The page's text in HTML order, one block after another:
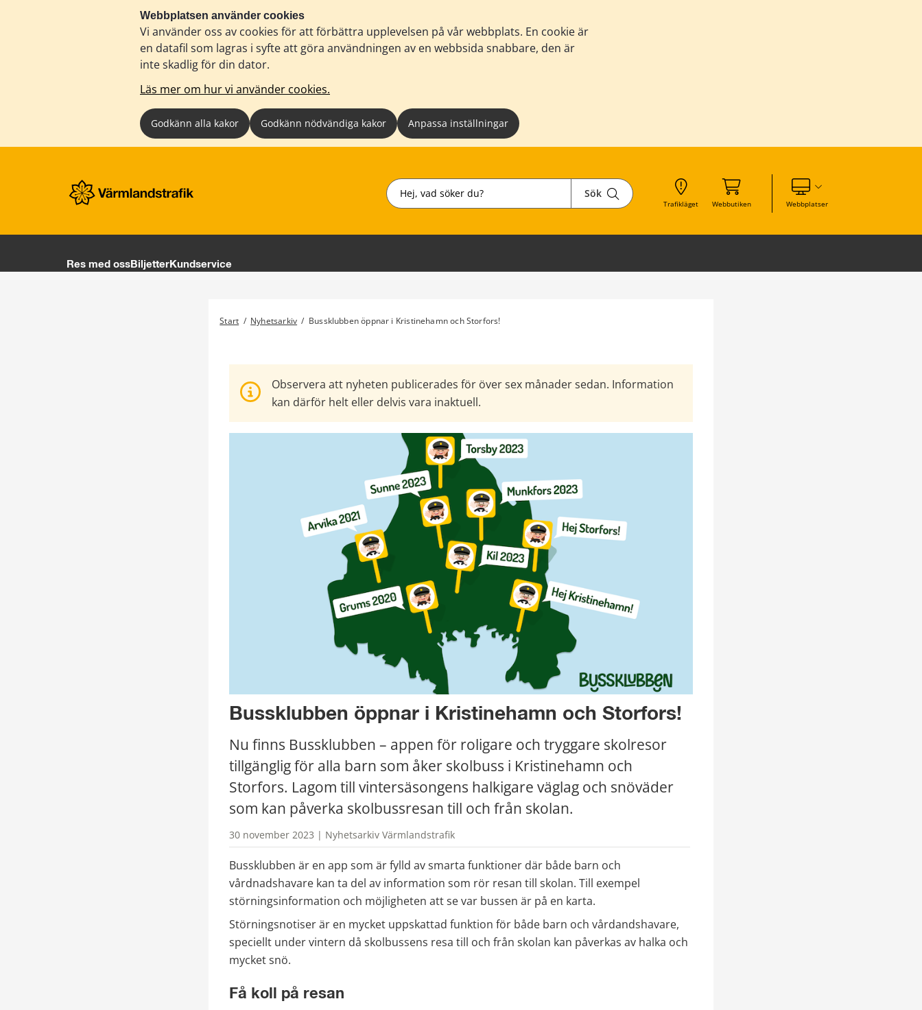
Webbplatsen använder cookies
Vi använder oss av cookies för att förbättra upplevelsen på vår webbplats. En cookie är
en datafil som lagras i syfte att göra användningen av en webbsida snabbare, den är
inte skadlig för din dator.
Läs mer om hur vi använder cookies.
Godkänn alla kakor Godkänn nödvändiga kakor Anpassa inställningar
Sök Sök
Trafikläget Webbutiken WebbplatserVisa våra andra webbplatser
Res med ossBiljetterKundservice
Start / Nyhetsarkiv / Bussklubben öppnar i Kristinehamn och Storfors!
Observera att nyheten publicerades för över sex månader sedan. Information
kan därför helt eller delvis vara inaktuell.
Bussklubben öppnar i Kristinehamn och Storfors!
Nu finns Bussklubben – appen för roligare och tryggare skolresor
tillgänglig för alla barn som åker skolbuss i Kristinehamn och
Storfors. Lagom till vintersäsongens halkigare väglag och snöväder
som kan påverka skolbussresan till och från skolan.
30 november 2023 | Nyhetsarkiv Värmlandstrafik
Bussklubben är en app som är fylld av smarta funktioner där både barn och
vårdnadshavare kan ta del av information som rör resan till skolan. Till exempel
störningsinformation och möjligheten att se var bussen är på en karta.
Störningsnotiser är en mycket uppskattad funktion för både barn och vårdandshavare,
speciellt under vintern då skolbussens resa till och från skolan kan påverkas av halka och
mycket snö.
Få koll på resan